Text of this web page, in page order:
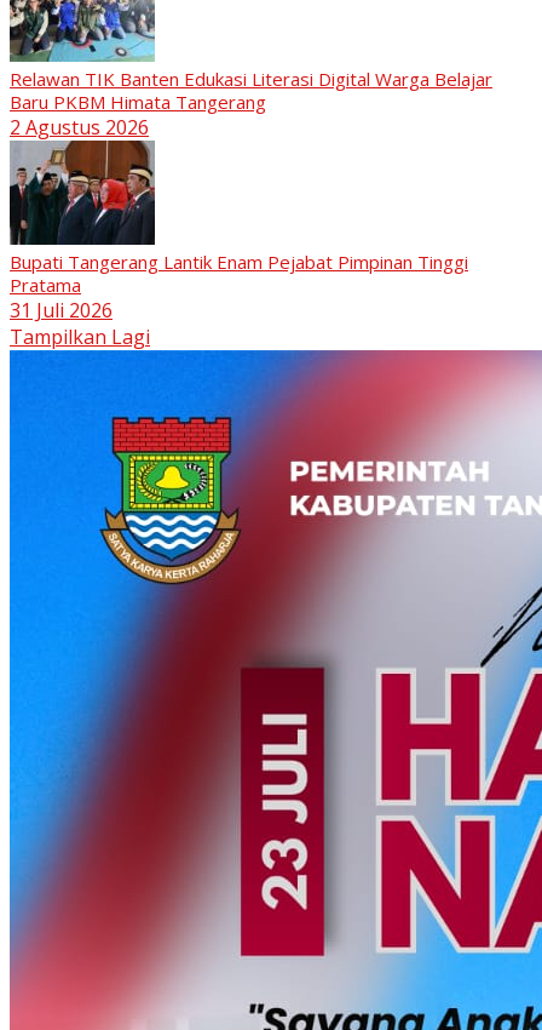
Relawan TIK Banten Edukasi Literasi Digital Warga Belajar
Baru PKBM Himata Tangerang
2 Agustus 2026
Bupati Tangerang Lantik Enam Pejabat Pimpinan Tinggi
Pratama
31 Juli 2026
Tampilkan Lagi